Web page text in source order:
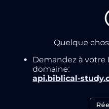
Quelque
Demandez à votre
domaine:
api.biblical-